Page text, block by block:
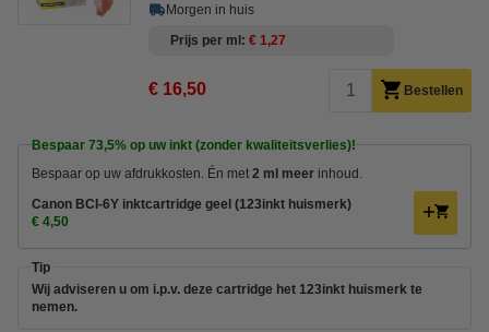
Morgen in huis
Prijs per ml € 1,27
€ 16,50 Bestellen
Bespaar 73,5% op uw inkt (zonder kwaliteitsverlies)!
Bespaar op uw afdrukkosten. Én met 2 ml meer inhoud.
Canon BCI-6Y inktcartridge geel (123inkt huismerk)
€ 4,50
Tip
Wij adviseren u om i.p.v. deze cartridge het 123inkt huismerk te
nemen.